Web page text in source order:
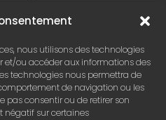
nous utilisons des technologies
et/ou accéder aux informations des
technologies nous permettra de
de navigation ou les
pas consentir ou de retirer son
négatif sur certaines
Montreux
VIP
Suisse